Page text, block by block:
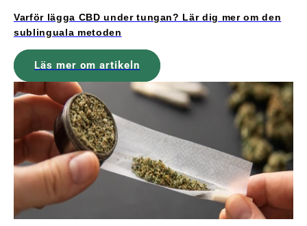
Varför lägga CBD under tungan? Lär dig mer om den
sublinguala metoden
Läs mer om artikeln